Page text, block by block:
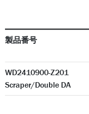
製品番号
WD2410900-Z201
Scraper/Double DA